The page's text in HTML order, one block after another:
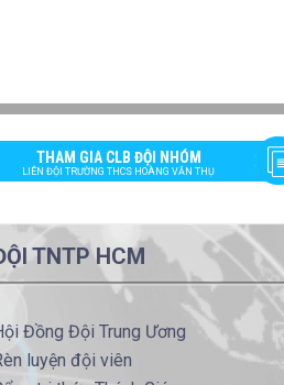
THAM GIA CLB ĐỘI NHÓM
LIÊN ĐỘI TRƯỜNG THCS HOÀNG VĂN THỤ
TNTP HCM
Đồng Đội Trung Ương
luyện đội viên